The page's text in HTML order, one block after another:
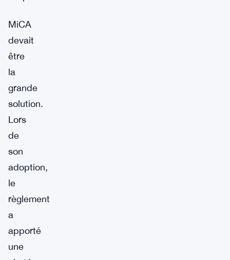
MiCA
devait
être
la
grande
solution.
Lors
de
son
adoption,
le
règlement
a
apporté
une